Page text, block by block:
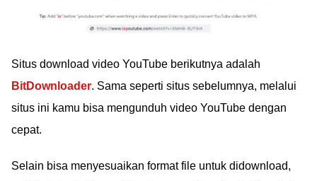
Situs download video YouTube berikutnya adalah
BitDownloader. Sama seperti situs sebelumnya, melalui
situs ini kamu bisa mengunduh video YouTube dengan
cepat.
Selain bisa menyesuaikan format file untuk didownload,